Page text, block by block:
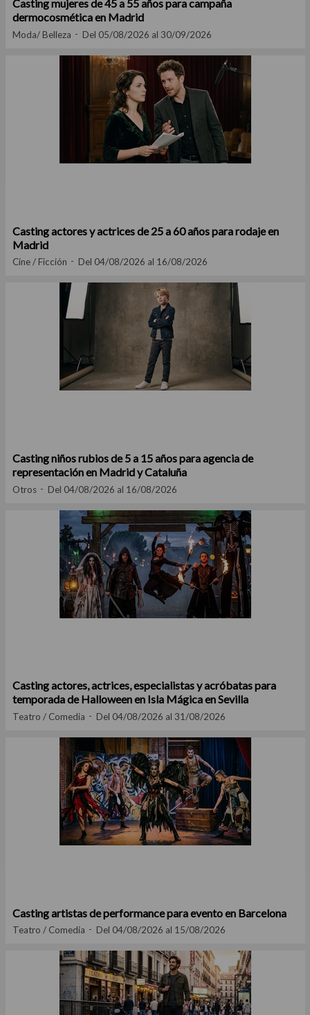
Casting mujeres de 45 a 55 años para campaña
dermocosmética en Madrid
Moda/ Belleza Del 05/08/2026 al 30/09/2026
Casting actores y actrices de 25 a 60 años para rodaje en
Madrid
Cine / Ficción Del 04/08/2026 al 16/08/2026
Casting niños rubios de 5 a 15 años para agencia de
representación en Madrid y Cataluña
Otros Del 04/08/2026 al 16/08/2026
Casting actores, actrices, especialistas y acróbatas para
temporada de Halloween en Isla Mágica en Sevilla
Teatro / Comedia Del 04/08/2026 al 31/08/2026
Casting artistas de performance para evento en Barcelona
Teatro / Comedia Del 04/08/2026 al 15/08/2026